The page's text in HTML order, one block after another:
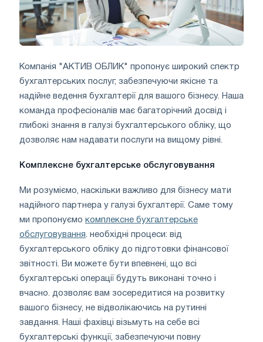
Компанія "АКТИВ ОБЛИК" пропонує широкий спектр
бухгалтерських послуг, забезпечуючи якісне та
надійне ведення бухгалтерії для вашого бізнесу. Наша
команда професіоналів має багаторічний досвід і
глибокі знання в галузі бухгалтерського обліку, що
дозволяє нам надавати послуги на вищому рівні.
Комплексне бухгалтерське обслуговування
Ми розуміємо, наскільки важливо для бізнесу мати
надійного партнера у галузі бухгалтерії. Саме тому
ми пропонуємо комплексне бухгалтерське
обслуговування . необхідні процеси: від
бухгалтерського обліку до підготовки фінансової
звітності. Ви можете бути впевнені, що всі
бухгалтерські операції будуть виконані точно і
вчасно. дозволяє вам зосередитися на розвитку
вашого бізнесу, не відволікаючись на рутинні
завдання. Наші фахівці візьмуть на себе всі
бухгалтерські функції, забезпечуючи повну